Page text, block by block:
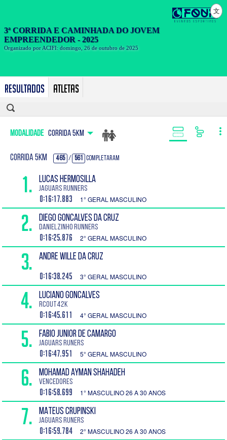
Resultados Atletas
文
Modalidade CORRIDA 5KM
CORRIDA 5KM 465 / 561 Completaram
1. LUCAS HERMOSILLA
Jaguars Runners
0:16:17.883 1° GERAL MASCULINO
2. DIEGO GONCALVES DA CRUZ
Danielzinho Runners
0:16:25.876 2° GERAL MASCULINO
3. ANDRE WILLE DA CRUZ
0:16:38.245 3° GERAL MASCULINO
4. LUCIANO GONCALVES
RCOUT42K
0:16:45.611 4° GERAL MASCULINO
5. FABIO JUNIOR DE CAMARGO
Jaguars Runers
0:16:47.951 5° GERAL MASCULINO
6. MOHAMAD AYMAN SHAHADEH
Vencedores
0:16:58.699 1° MASCULINO 26 A 30 ANOS
7. MATEUS CRUPINSKI
Jaguars Runers
0:16:59.784 2° MASCULINO 26 A 30 ANOS